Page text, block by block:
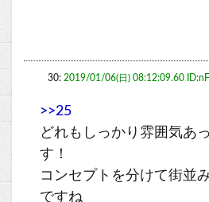
30: 2019/01/06(日) 08:12:09.60
>>25
どれもしっかり雰囲気あ
す！
コンセプトを分けて街並
ですね